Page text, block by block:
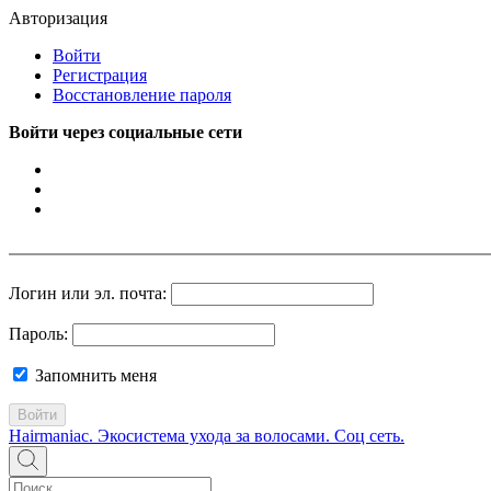
Авторизация
Войти
Регистрация
Восстановление пароля
Войти через социальные сети
Логин или эл. почта:
Пароль:
Запомнить меня
Войти
Hairmaniac. Экосистема ухода за волосами. Соц сеть.